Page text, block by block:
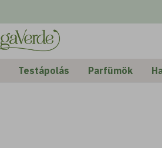
Testápolás Parfümök